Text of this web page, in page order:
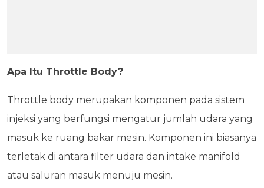
Apa Itu Throttle Body?
Throttle body merupakan komponen pada sistem
injeksi yang berfungsi mengatur jumlah udara yang
masuk ke ruang bakar mesin. Komponen ini biasanya
terletak di antara filter udara dan intake manifold
atau saluran masuk menuju mesin.